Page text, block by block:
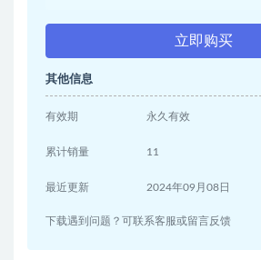
立即购买
其他信息
有效期 永久有效
累计销量 11
最近更新 2024年09月08日
下载遇到问题？可联系客服或留言反馈